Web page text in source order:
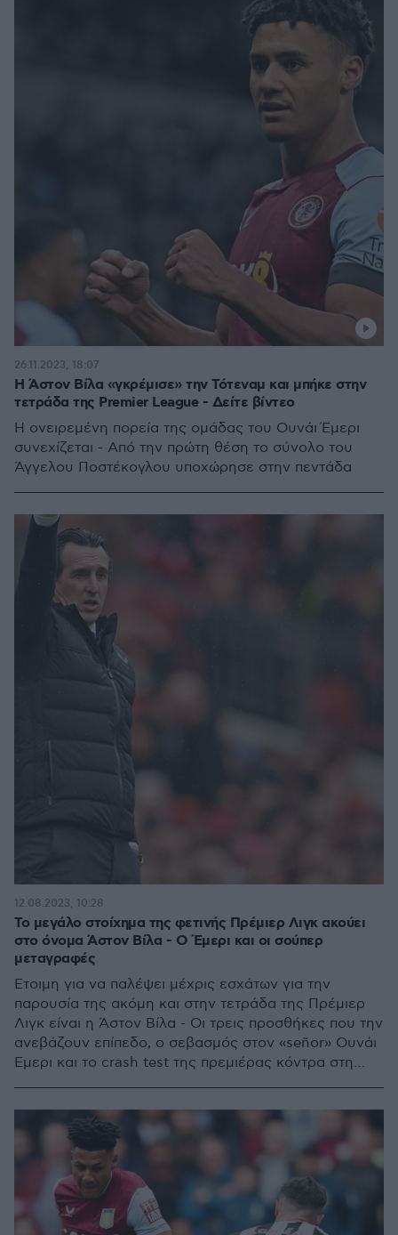
Η Άστον Βίλα «γκρέμισε» την Τότεναμ και μπήκε στην
τετράδα της Premier League - Δείτε βίντεο
Η ονειρεμένη πορεία της ομάδας του Ουνάι Έμερι
συνεχίζεται - Από την πρώτη θέση το σύνολο του
Άγγελου Ποστέκογλου υποχώρησε στην πεντάδα
26.11.2023, 18:07
Το μεγάλο στοίχημα της φετινής Πρέμιερ Λιγκ ακούει
στο όνομα Άστον Βίλα - Ο Έμερι και οι σούπερ
μεταγραφές
Έτοιμη για να παλέψει μέχρις εσχάτων για την
παρουσία της ακόμη και στην τετράδα της Πρέμιερ
Λιγκ είναι η Άστον Βίλα - Οι τρεις προσθήκες που την
ανεβάζουν επίπεδο, ο σεβασμός στον «señor» Ουνάι
Έμερι και το crash test της πρεμιέρας κόντρα στη
12.08.2023, 10:28